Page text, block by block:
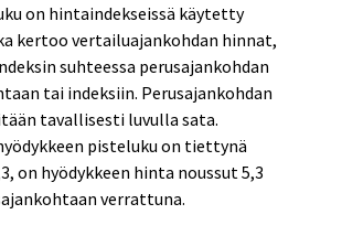
on hintaindekseissä käytetty
kertoo vertailuajankohdan hinnat,
suhteessa perusajankohdan
tai indeksiin. Perusajankohdan
tavallisesti luvulla sata.
pisteluku on tiettynä
on hyödykkeen hinta noussut 5,3
verrattuna.